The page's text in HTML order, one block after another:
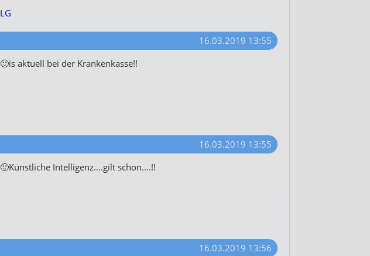
LG
16.03.2019 13:55
🙂is aktuell bei der Krankenkasse!!
16.03.2019 13:55
🙂Künstliche Intelligenz....gilt schon....!!
16.03.2019 13:56